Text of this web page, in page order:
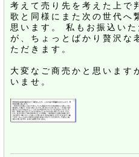
考えて売り先を考えた上で
歌と同様にまた次の世代へ
思います。 私もお振込い
が、ちょっとばかり贅沢な
ただきます。
大変なご商売かと思います
いませ。